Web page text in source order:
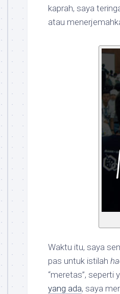
kaprah, saya
atau
Waktu itu, saya
pas untuk istilah
“meretas”, seperti
yang ada, saya